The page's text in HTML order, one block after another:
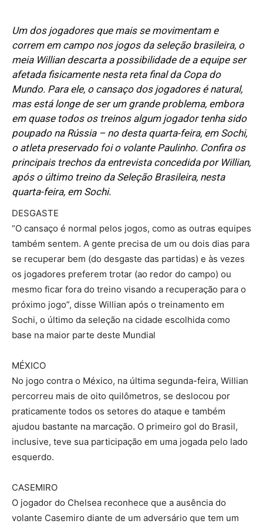
Um dos jogadores que mais se movimentam e
correm em campo nos jogos da seleção brasileira, o
meia Willian descarta a possibilidade de a equipe ser
afetada fisicamente nesta reta final da Copa do
Mundo. Para ele, o cansaço dos jogadores é natural,
mas está longe de ser um grande problema, embora
em quase todos os treinos algum jogador tenha sido
poupado na Rússia – no desta quarta-feira, em Sochi,
o atleta preservado foi o volante Paulinho. Confira os
principais trechos da entrevista concedida por Willian,
após o último treino da Seleção Brasileira, nesta
quarta-feira, em Sochi.
DESGASTE
“O cansaço é normal pelos jogos, como as outras equipes
também sentem. A gente precisa de um ou dois dias para
se recuperar bem (do desgaste das partidas) e às vezes
os jogadores preferem trotar (ao redor do campo) ou
mesmo ficar fora do treino visando a recuperação para o
próximo jogo”, disse Willian após o treinamento em
Sochi, o último da seleção na cidade escolhida como
base na maior parte deste Mundial
MÉXICO
No jogo contra o México, na última segunda-feira, Willian
percorreu mais de oito quilômetros, se deslocou por
praticamente todos os setores do ataque e também
ajudou bastante na marcação. O primeiro gol do Brasil,
inclusive, teve sua participação em uma jogada pelo lado
esquerdo.
CASEMIRO
O jogador do Chelsea reconhece que a ausência do
volante Casemiro diante de um adversário que tem um